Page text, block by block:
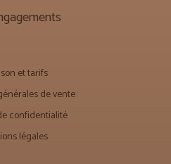
et tarifs
de vente
confidentialité
légales